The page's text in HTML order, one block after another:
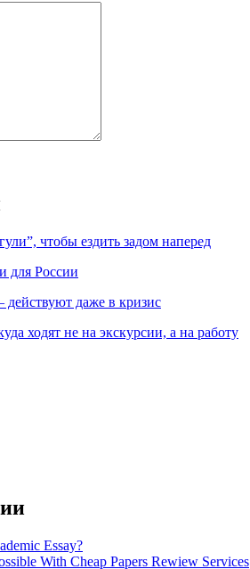
чтобы ездить задом наперед
для России
даже в кризис
ходят не на экскурсии, а на работу
Essay?
With Cheap Papers Rewiew Services